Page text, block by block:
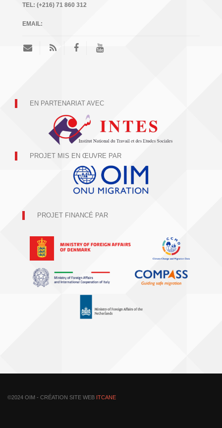
TEL: (+216) 71 860 312
EMAIL:
EN PARTENARIAT AVEC
PROJET MIS EN ŒUVRE PAR
PROJET FINANCÉ PAR
©2024 OIM - CRÉATION SITE WEB ITCANE